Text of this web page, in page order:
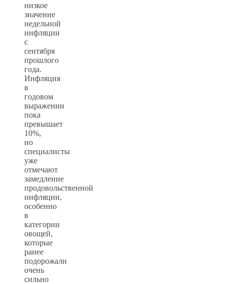
низкое
значение
недельной
инфляции
с
сентября
прошлого
года.
Инфляция
в
годовом
выражении
пока
превышает
10%,
но
специалисты
уже
отмечают
замедление
продовольственной
инфляции,
особенно
в
категории
овощей,
которые
ранее
подорожали
очень
сильно